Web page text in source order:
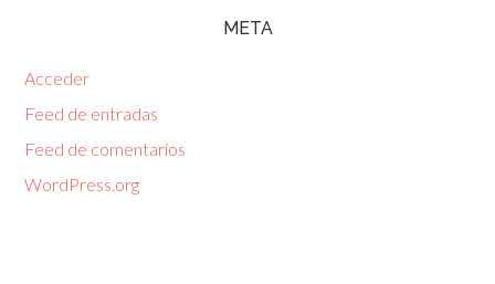
META
Acceder
Feed de entradas
Feed de comentarios
WordPress.org